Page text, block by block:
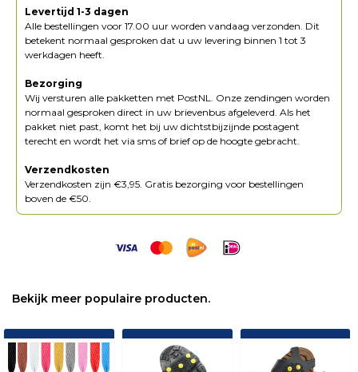
Levertijd 1-3 dagen
Alle bestellingen voor 17.00 uur worden vandaag verzonden. Dit
betekent normaal gesproken dat u uw levering binnen 1 tot 3
werkdagen heeft.
Bezorging
Wij versturen alle pakketten met PostNL. Onze zendingen worden
normaal gesproken direct in uw brievenbus afgeleverd. Als het
pakket niet past, komt het bij uw dichtstbijzijnde postagent
terecht en wordt het via sms of brief op de hoogte gebracht.
Verzendkosten
Verzendkosten zijn €3,95. Gratis bezorging voor bestellingen
boven de €50.
Bekijk meer populaire producten.